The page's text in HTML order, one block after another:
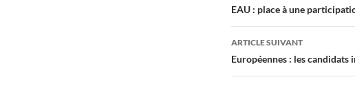
des
articles
EAU : place à une
ARTICLE SUIVANT
Européennes : les candidats